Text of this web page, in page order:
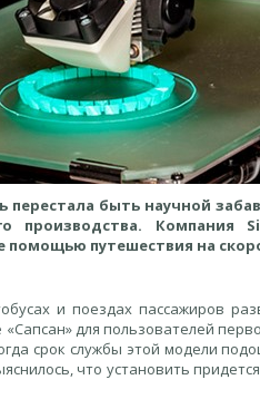
перестала быть научной
производства. Компания
помощью путешествия на
и поездах пассажиров
для пользователей
срок службы этой модели
что установить